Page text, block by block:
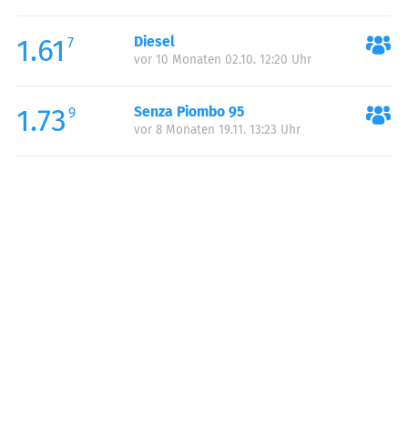
1.61 7 Diesel
vor 10 Monaten 02.10. 12:20 Uhr
1.73 9 Senza Piombo 95
vor 8 Monaten 19.11. 13:23 Uhr